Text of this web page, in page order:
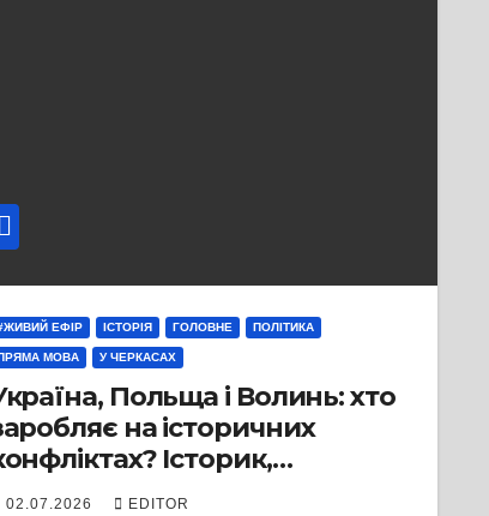
ЕФІР ІСТОРІЯ ГОЛОВНЕ ПОЛІТИКА
МОВА У ЧЕРКАСАХ
Польща і Волинь: хто
на історичних
Історик,
експерт та
02.07.2026 EDITOR